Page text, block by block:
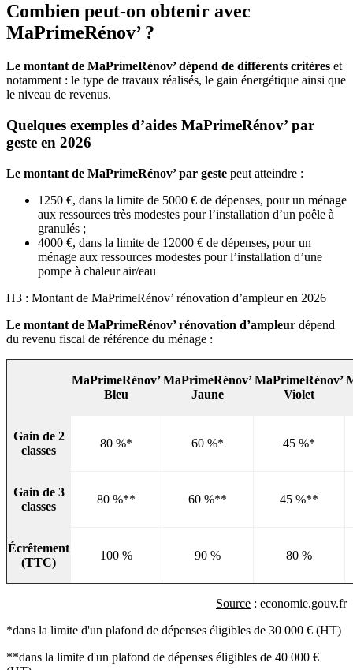
Combien peut-on obtenir avec
MaPrimeRénov’ ?
Le montant de MaPrimeRénov’ dépend de différents critères et
notamment : le type de travaux réalisés, le gain énergétique ainsi que
le niveau de revenus.
Quelques exemples d’aides MaPrimeRénov’ par
geste en 2026
Le montant de MaPrimeRénov’ par geste peut atteindre :
1250 €, dans la limite de 5000 € de dépenses, pour un ménage
aux ressources très modestes pour l’installation d’un poêle à
granulés ;
4000 €, dans la limite de 12000 € de dépenses, pour un
ménage aux ressources modestes pour l’installation d’une
pompe à chaleur air/eau
H3 : Montant de MaPrimeRénov’ rénovation d’ampleur en 2026
Le montant de MaPrimeRénov’ rénovation d’ampleur dépend
du revenu fiscal de référence du ménage :
MaPrimeRénov’
Bleu
MaPrimeRénov’
Jaune
MaPrimeRénov’
Violet
Gain de 2
classes
80 %* 60 %* 45 %*
Gain de 3
classes
80 %** 60 %** 45 %**
Écrêtement
(TTC)
100 % 90 % 80 %
Source : economie.gouv.fr
*dans la limite d'un plafond de dépenses éligibles de 30 000 € (HT)
**dans la limite d'un plafond de dépenses éligibles de 40 000 €